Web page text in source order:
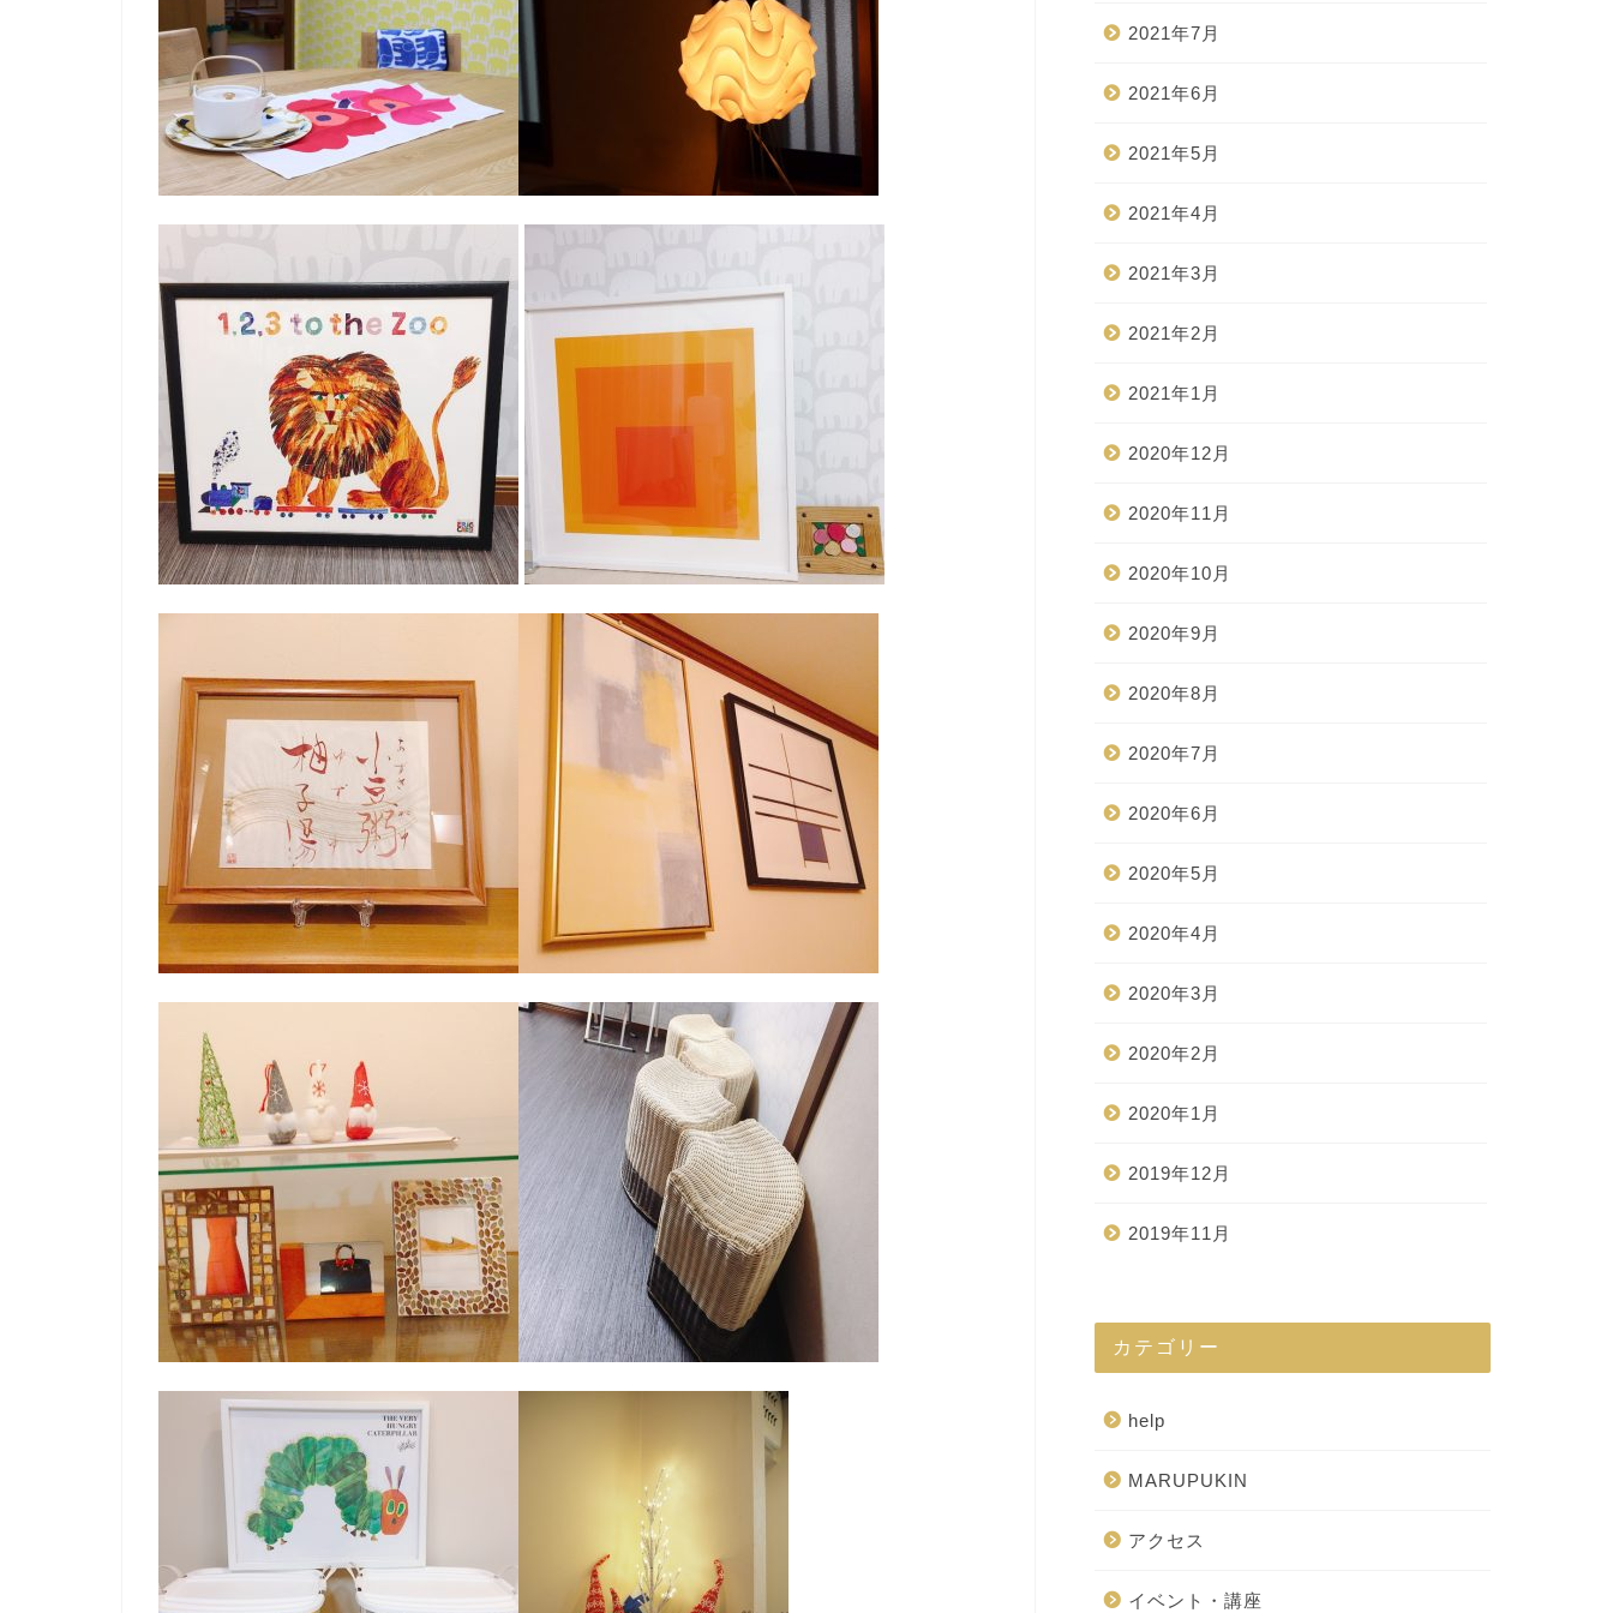
2021年7月
2021年6月
2021年5月
2021年4月
2021年3月
2021年2月
2021年1月
2020年12月
2020年11月
2020年10月
2020年9月
2020年8月
2020年7月
2020年6月
2020年5月
2020年4月
2020年3月
2020年2月
2020年1月
2019年12月
2019年11月
カテゴリー
help
MARUPUKIN
アクセス
イベント・講座